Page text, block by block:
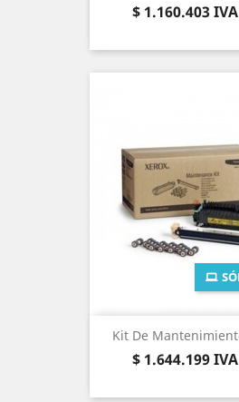
Precio
$ 1.160.403
Kit De
Precio
$ 1.644.199